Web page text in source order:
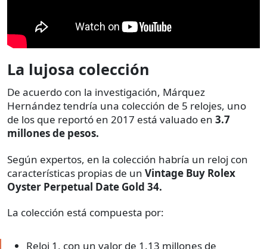
La lujosa colección
De acuerdo con la investigación, Márquez
Hernández tendría una colección de 5 relojes, uno
de los que reportó en 2017 está valuado en 3.7
millones de pesos.
Según expertos, en la colección habría un reloj con
características propias de un Vintage Buy Rolex
Oyster Perpetual Date Gold 34.
La colección está compuesta por:
Reloj 1, con un valor de 1.13 millones de